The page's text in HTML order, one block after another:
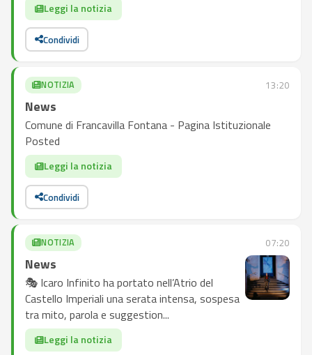
Leggi la notizia
Condividi
NOTIZIA 13:20
News
Comune di Francavilla Fontana - Pagina Istituzionale
Posted
Leggi la notizia
Condividi
NOTIZIA 07:20
News
🎭 Icaro Infinito ha portato nell’Atrio del
Castello Imperiali una serata intensa, sospesa
tra mito, parola e suggestion...
Leggi la notizia